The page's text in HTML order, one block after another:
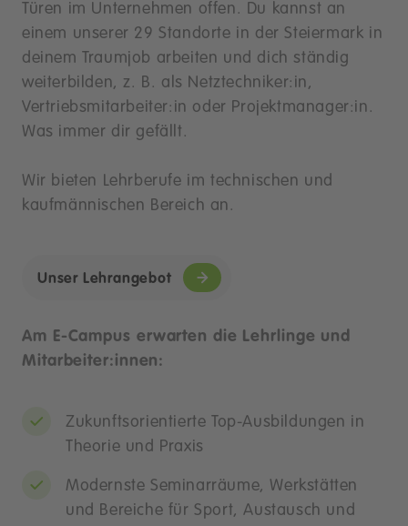
Türen im Unternehmen offen. Du kannst an
einem unserer 29 Standorte in der Steiermark in
deinem Traumjob arbeiten und dich ständig
weiterbilden, z. B. als Netztechniker:in,
Vertriebsmitarbeiter:in oder Projektmanager:in.
Was immer dir gefällt.
Wir bieten Lehrberufe im technischen und
kaufmännischen Bereich an.
Unser Lehrangebot
Am E-Campus erwarten die Lehrlinge und
Mitarbeiter:innen:
Zukunftsorientierte Top-Ausbildungen in
Theorie und Praxis
Modernste Seminarräume, Werkstätten
und Bereiche für Sport, Austausch und